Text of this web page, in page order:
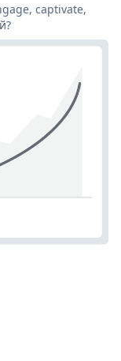
captivate,